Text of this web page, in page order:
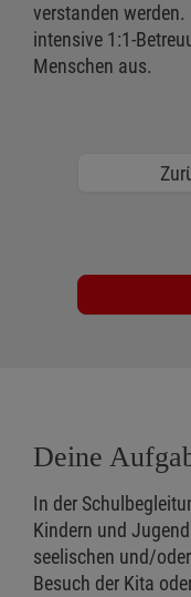
verstanden
intensive 1:1-
Menschen aus.
Deine
In der
Kindern und
seelischen und/
Besuch der Kita